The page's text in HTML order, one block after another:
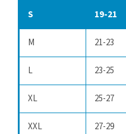
S 19-21
M 21-23
L 23-25
XL 25-27
XXL 27-29